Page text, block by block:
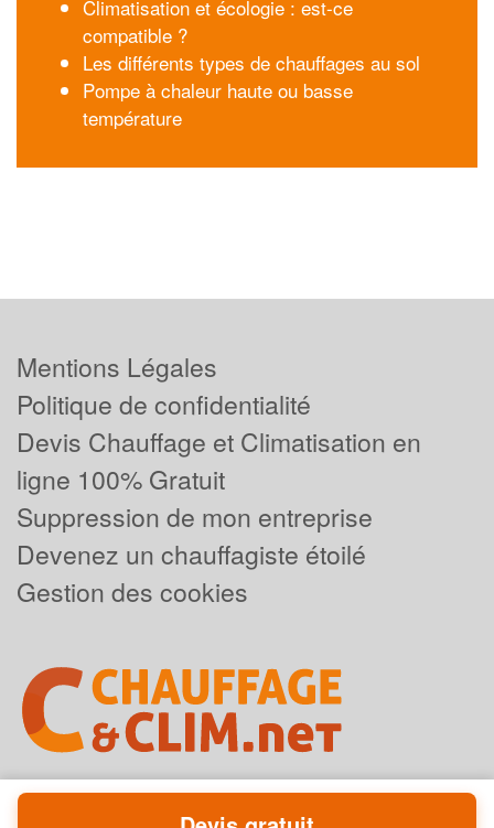
Climatisation et écologie : est-ce
compatible ?
Les différents types de chauffages au sol
Pompe à chaleur haute ou basse
température
Mentions Légales
Politique de confidentialité
Devis Chauffage et Climatisation en
ligne 100% Gratuit
Suppression de mon entreprise
Devenez un chauffagiste étoilé
Gestion des cookies